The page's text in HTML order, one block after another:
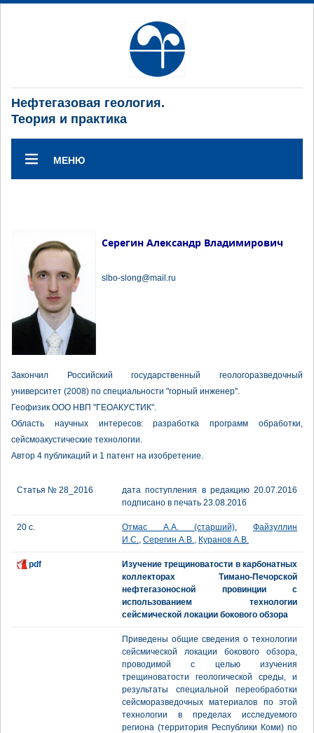
Нефтегазовая геология.
Теория и практика
МЕНЮ
Серегин Александр Владимирович
slbo-slong@mail.ru
Закончил Российский государственный геологоразведочный
университет (2008) по специальности "горный инженер".
Геофизик ООО НВП "ГЕОАКУСТИК".
Область научных интересов: разработка программ обработки,
сейсмоакустические технологии.
Автор 4 публикаций и 1 патент на изобретение.
Статья № 28_2016
дата поступления в редакцию 20.07.2016
подписано в печать 23.08.2016
20 с. Отмас А.А. (старший),Файзуллин
И.С., Серегин А.В., Куранов А.В.
pdf
Изучение трещиноватости в карбонатных
коллекторах Тимано-Печорской
нефтегазоносной провинции с
использованием технологии
сейсмической локации бокового обзора
Приведены общие сведения о технологии
сейсмической локации бокового обзора,
проводимой с целью изучения
трещиноватости геологической среды, и
результаты специальной переобработки
сейсморазведочных материалов по этой
технологии в пределах исследуемого
региона (территория Республики Коми) по